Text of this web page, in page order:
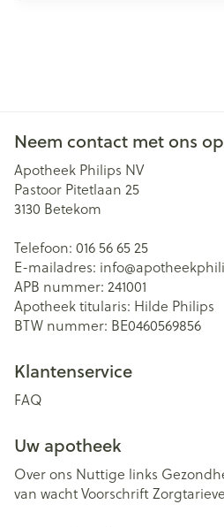
Neem contact met ons op
Apotheek Philips NV
Pastoor Pitetlaan 25
3130 Betekom
Telefoon: 016 56 65 25
E-mailadres: info@
APB nummer: 241001
Apotheek titularis: Hilde Philips
BTW nummer: BE0460569856
Klantenservice
FAQ
Uw apotheek
Over ons Nuttige links
van wachtVoorschrift